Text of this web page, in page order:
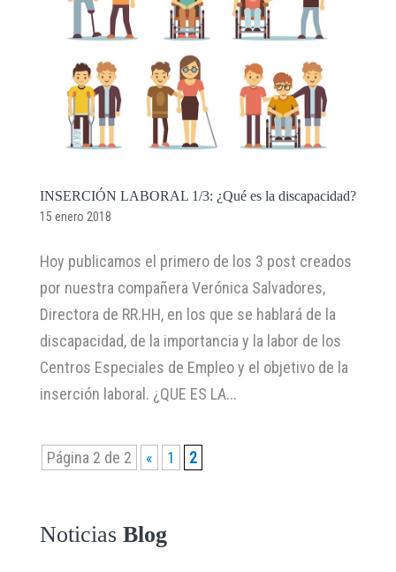
INSERCIÓN LABORAL 1/3: ¿Qué es la discapacidad?
15 enero 2018
Hoy publicamos el primero de los 3 post creados
por nuestra compañera Verónica Salvadores,
Directora de RR.HH, en los que se hablará de la
discapacidad, de la importancia y la labor de los
Centros Especiales de Empleo y el objetivo de la
inserción laboral. ¿QUE ES LA...
Página 2 de 2 « 1 2
Noticias Blog